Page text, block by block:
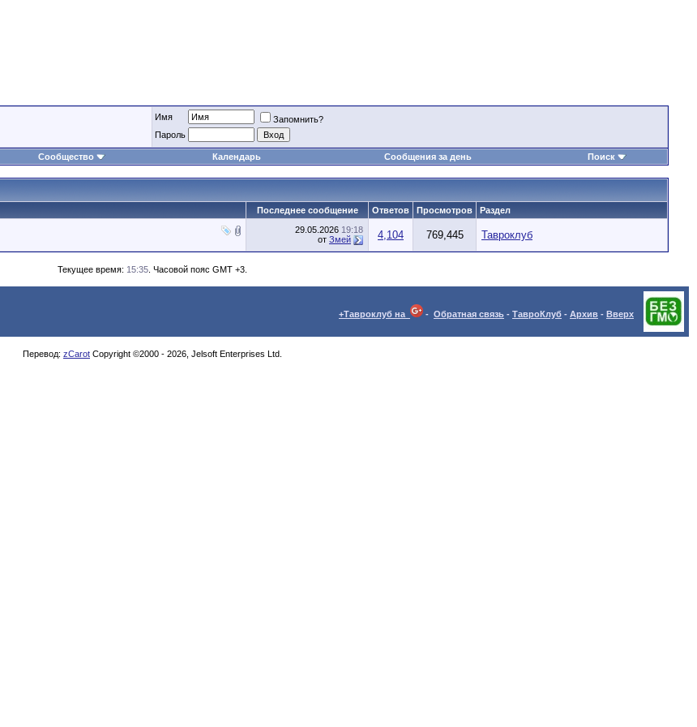
Имя
Запомнить?
Пароль
Сообщество Календарь Сообщения за день Поиск
Последнее сообщение Ответов Просмотров Раздел
29.05.2026 19:18
от Змей 4,104 769,445 Тавроклуб
Текущее время: 15:35 . Часовой пояс GMT +3.
+Тавроклуб на - Обратная связь - ТавроКлуб - Архив - Вверх
Перевод: zCarot Copyright ©2000 - 2026, Jelsoft Enterprises Ltd.